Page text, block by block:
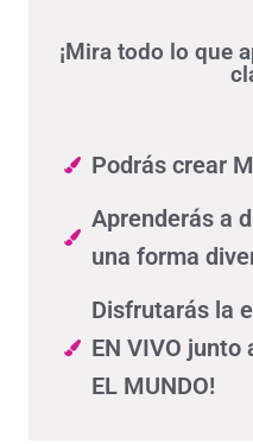
¡Mira todo lo que
Podrás crear
Aprenderás a
una forma
Disfrutarás la
EN VIVO junto
EL MUNDO!